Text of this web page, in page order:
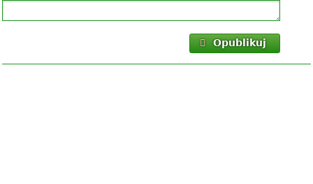
Opublikuj